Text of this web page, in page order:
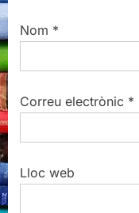
Nom *
Correu electrònic *
Lloc web